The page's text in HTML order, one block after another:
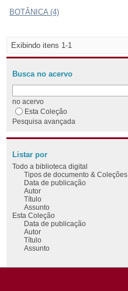
BOTÂNICA (4)
Exibindo itens 1-1
Busca no acervo
no acervo
Esta Coleção
Pesquisa avançada
Listar por
Todo a biblioteca digital
Tipos de documento & Coleções
Data de publicação
Autor
Título
Assunto
Esta Coleção
Data de publicação
Autor
Título
Assunto